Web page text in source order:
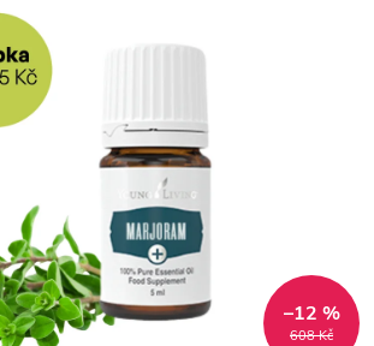
608 Kč
–12 %